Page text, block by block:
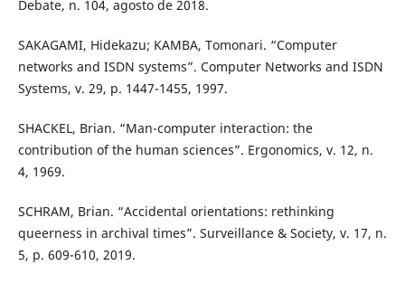
Debate, n. 104, agosto de 2018.
SAKAGAMI, Hidekazu; KAMBA, Tomonari. “Computer
networks and ISDN systems”. Computer Networks and ISDN
Systems, v. 29, p. 1447-1455, 1997.
SHACKEL, Brian. “Man-computer interaction: the
contribution of the human sciences”. Ergonomics, v. 12, n.
4, 1969.
SCHRAM, Brian. “Accidental orientations: rethinking
queerness in archival times”. Surveillance & Society, v. 17, n.
5, p. 609-610, 2019.